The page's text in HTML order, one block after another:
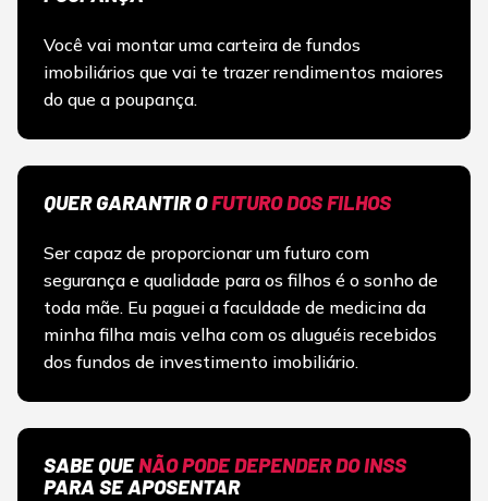
Você vai montar uma carteira de fundos
imobiliários que vai te trazer rendimentos maiores
do que a poupança.
QUER GARANTIR OFUTURO DOS FILHOS
Ser capaz de proporcionar um futuro com
segurança e qualidade para os filhos é o sonho de
toda mãe. Eu paguei a faculdade de medicina da
minha filha mais velha com os aluguéis recebidos
dos fundos de investimento imobiliário.
SABE QUENÃO PODE DEPENDER DO INSS
PARA SE APOSENTAR